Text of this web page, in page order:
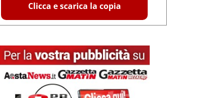
Clicca e scarica la copia